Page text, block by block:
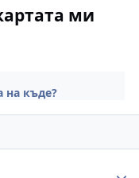
ми
на къде?